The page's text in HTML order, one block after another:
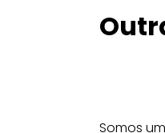
Somos